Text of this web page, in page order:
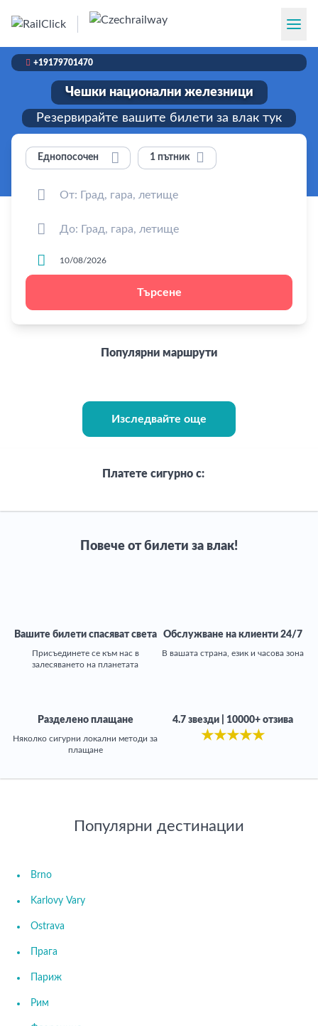
 +19179701470
Чешки национални железници
Резервирайте вашите билети за влак тук
Еднопосочен  1 пътник 



Търсене
Популярни маршрути
Изследвайте още
Платете сигурно с:
Повече от билети за влак!
Вашите билети спасяват света
Присъединете се към нас в
залесяването на планетата
Обслужване на клиенти 24/7
В вашата страна, език и часовa зона
Разделено плащане
Няколко сигурни локални методи за
плащане
4.7 звезди | 10000+ отзива
★★★★★
Популярни дестинации
Brno
Karlovy Vary
Ostrava
Прага
Париж
Рим